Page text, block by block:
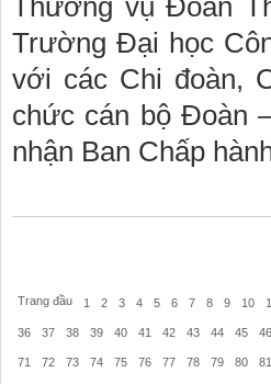
Thường vụ Đoàn
Trường Đại học
với các Chi đoàn,
chức cán bộ Đoàn
nhận Ban Chấp
Trang đầu 1 2 3 4 5 6 7 8 9 10
36 37 38 39 40 41 42 43 44 45 46
71 72 73 74 75 76 77 78 79 80 81